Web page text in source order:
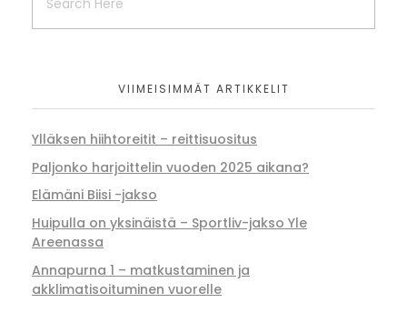
VIIMEISIMMÄT ARTIKKELIT
Ylläksen hiihtoreitit – reittisuositus
Paljonko harjoittelin vuoden 2025 aikana?
Elämäni Biisi -jakso
Huipulla on yksinäistä – Sportliv-jakso Yle
Areenassa
Annapurna 1 – matkustaminen ja
akklimatisoituminen vuorelle